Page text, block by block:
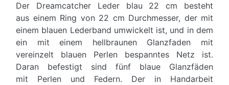
Der Dreamcatcher Leder blau 22 cm besteht
aus einem Ring von 22 cm Durchmesser, der mit
einem blauen Lederband umwickelt ist, und in dem
ein mit einem hellbraunen Glanzfaden mit
vereinzelt blauen Perlen bespanntes Netz ist.
Daran befestigt sind fünf blaue Glanzfäden
mit Perlen und Federn. Der in Handarbeit